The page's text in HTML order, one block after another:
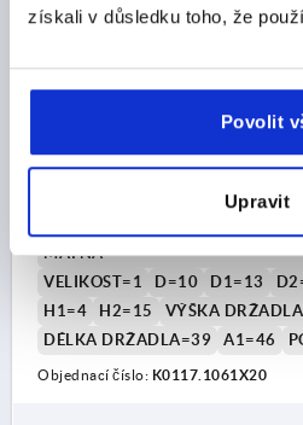
získali v důsledku toho, že
Povolit
Upravit
UPÍNACÍ PÁKA VEL.1 M06X20
SAMETOVĚ MATNÁ,
DÉLKA ZÁVITU=20
MATNÁ
VELIKOST=1
D=10 D1=13
H1=4
H2=15 VÝŠKA
DÉLKA DRŽADLA=39
A1=46
Objednací číslo: K0117.1061X20